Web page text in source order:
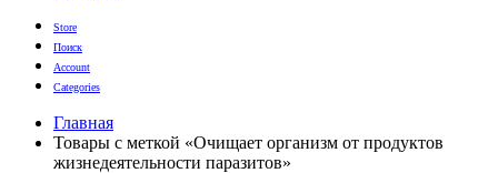
Store
Поиск
Account
Categories
Главная
Товары с меткой «Очищает организм от продуктов
жизнедеятельности паразитов»